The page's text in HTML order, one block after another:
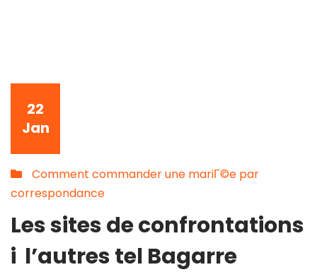
22
Jan
Comment commander une mariГ©e par
correspondance
Les sites de confrontations
i l’autres tel Bagarre